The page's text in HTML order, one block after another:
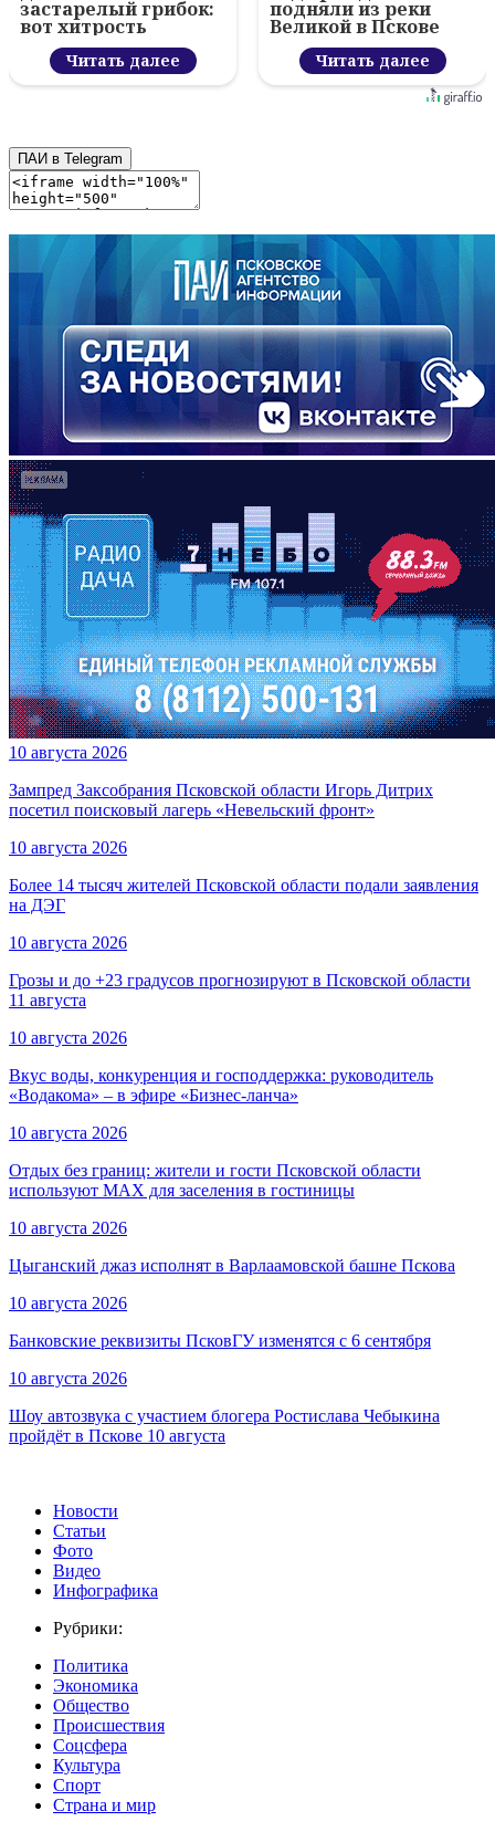
застарелый грибок:
вот хитрость
Читать далее
подняли из реки
Великой в Пскове
Читать далее
ПАИ в Telegram
10 августа 2026
Зампред Заксобрания Псковской области Игорь Дитрих
посетил поисковый лагерь «Невельский фронт»
10 августа 2026
Более 14 тысяч жителей Псковской области подали заявления
на ДЭГ
10 августа 2026
Грозы и до +23 градусов прогнозируют в Псковской области
11 августа
10 августа 2026
Вкус воды, конкуренция и господдержка: руководитель
«Водакома» – в эфире «Бизнес-ланча»
10 августа 2026
Отдых без границ: жители и гости Псковской области
используют MAX для заселения в гостиницы
10 августа 2026
Цыганский джаз исполнят в Варлаамовской башне Пскова
10 августа 2026
Банковские реквизиты ПсковГУ изменятся с 6 сентября
10 августа 2026
Шоу автозвука с участием блогера Ростислава Чебыкина
пройдёт в Пскове 10 августа
Новости
Статьи
Фото
Видео
Инфографика
Рубрики:
Политика
Экономика
Общество
Происшествия
Соцсфера
Культура
Спорт
Страна и мир